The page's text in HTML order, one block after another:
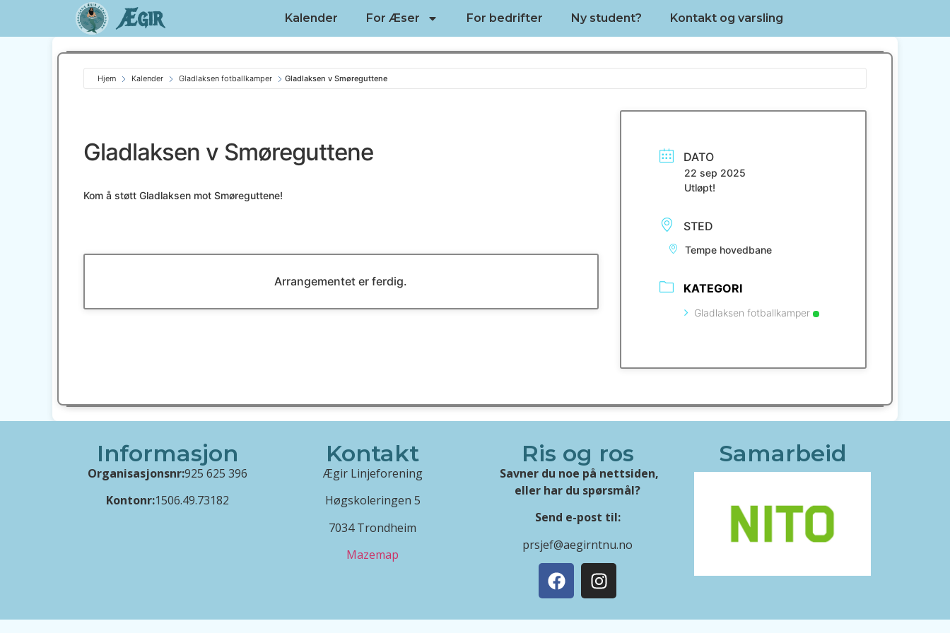
Ægir Kalender For Æser For bedrifter Ny student? Kontakt og varsling
Hjem Kalender Gladlaksen fotballkamper Gladlaksen v Smøreguttene
Gladlaksen v Smøreguttene
Kom å støtt Gladlaksen mot Smøreguttene!
Arrangementet er ferdig.
DATO
22 sep 2025
Utløpt!
STED
Tempe hovedbane
KATEGORI
Gladlaksen fotballkamper
Informasjon
Organisasjonsnr:925 625 396
Kontonr:1506.49.73182
Kontakt
Ægir Linjeforening
Høgskoleringen 5
7034 Trondheim
Mazemap
Ris og ros
Savner du noe på nettsiden,
eller har du spørsmål?
Send e-post til:
prsjef@aegirntnu.no
Samarbeid